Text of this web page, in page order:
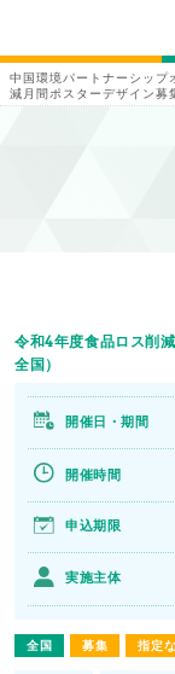
中国環境パートナーシップ
減月間ポスターデザイン募
令和4年度食品ロス削
全国）
全国 募集 指定
開催日・期間
開催時間
申込期限
実施主体